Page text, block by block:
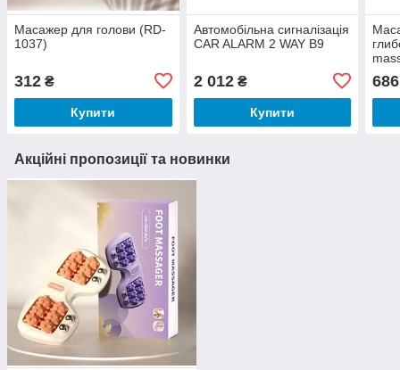
Масажер для голови (RD-
1037)
312 ₴
Купити
Автомобільна сигналізація
CAR ALARM 2 WAY B9
2 012₴
Купити
686
Акційні пропозиції та новинки